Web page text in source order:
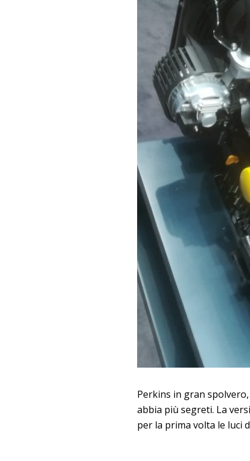
Perkins in gran
abbia più segreti. La
per la prima volta le luci